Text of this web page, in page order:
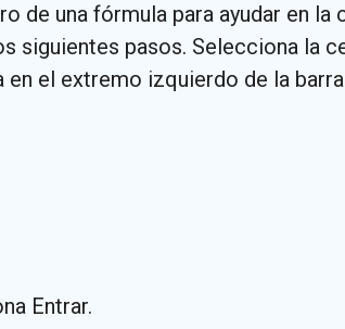
de una fórmula para ayudar en
siguientes pasos. Selecciona la
en el extremo izquierdo de la
Entrar.